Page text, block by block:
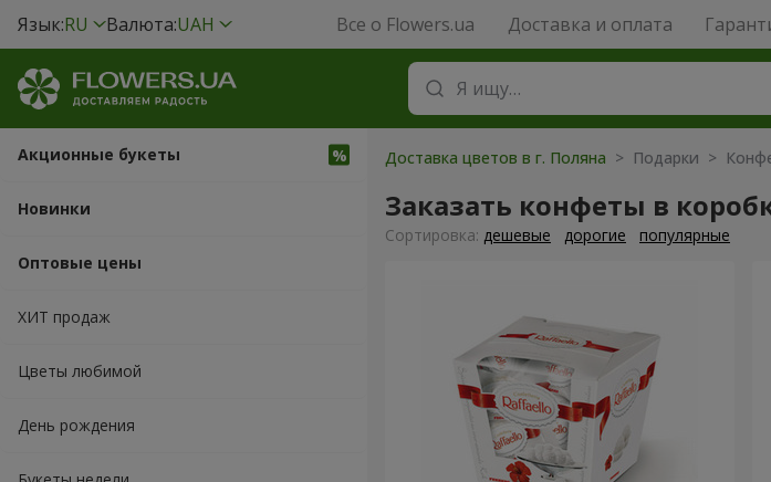
Язык:RU Валюта:UAH Все о Flowers.ua Доставка и оплата
Акционные букеты
Новинки
Оптовые цены
ХИТ продаж
Цветы любимой
День рождения
Доставка цветов в г. Поляна > Подарки >
Заказать конфеты в
Cортировка: дешевые дорогие популярные